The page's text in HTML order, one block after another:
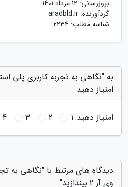
بروزرسانی: 12 مرداد 1401
گردآورنده: aradbld.ir
شناسه مطلب: 2234
امتیاز دهید
امتیاز دهید:1
2
3
4
دیدگاه های مرتبط با "نگاهی به
وی آر 2 بیندازید"